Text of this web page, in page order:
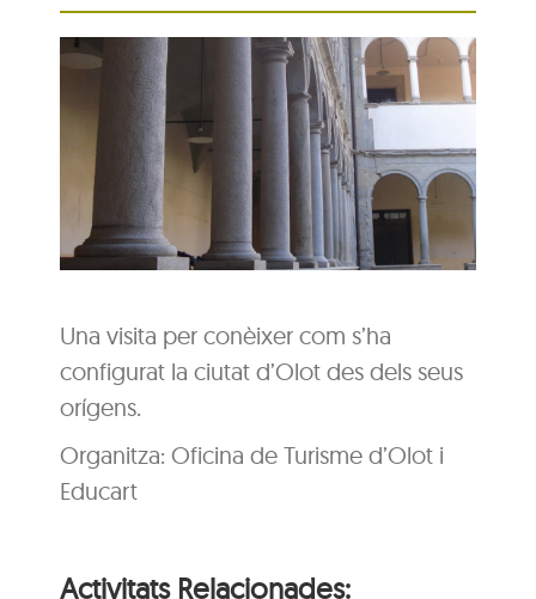
Una visita per conèixer com s’ha
configurat la ciutat d’Olot des dels seus
orígens.
Organitza: Oficina de Turisme d’Olot i
Educart
Activitats Relacionades: